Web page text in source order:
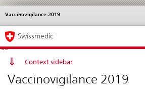
Navigazione
diretta:
novità,
aspetti
legali,
contatto
Novità &
norme
Vaccinovigilance 2019
Service
Navigation
Swissmedic
Context sidebar
Vaccinovigilance 2019